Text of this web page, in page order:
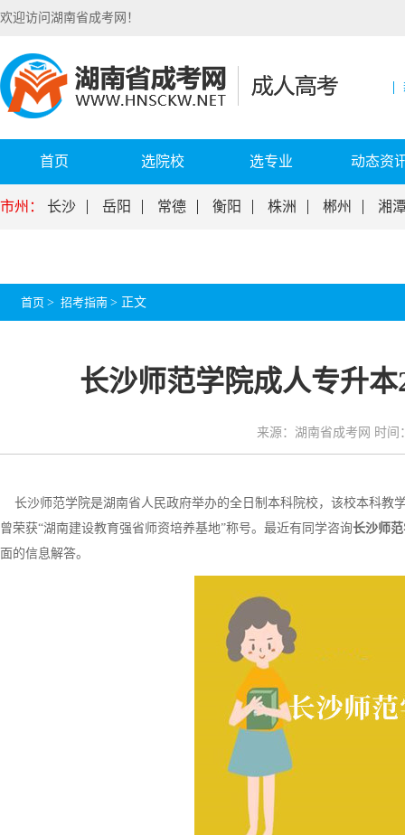
欢迎访问湖南省成考网！
首页 选院校 选专业 动态资
市州： 长沙 岳阳 常德 衡阳 株洲 郴州 湘
首页 > 招考指南 > 正文
长沙师范学院成人专升
来源：湖南省成考网 时间
长沙师范学院是湖南省人民政府举办的全日制本科院校，该校本科教
曾荣获“湖南建设教育强省师资培养基地”称号。最近有同学咨询长沙师
面的信息解答。